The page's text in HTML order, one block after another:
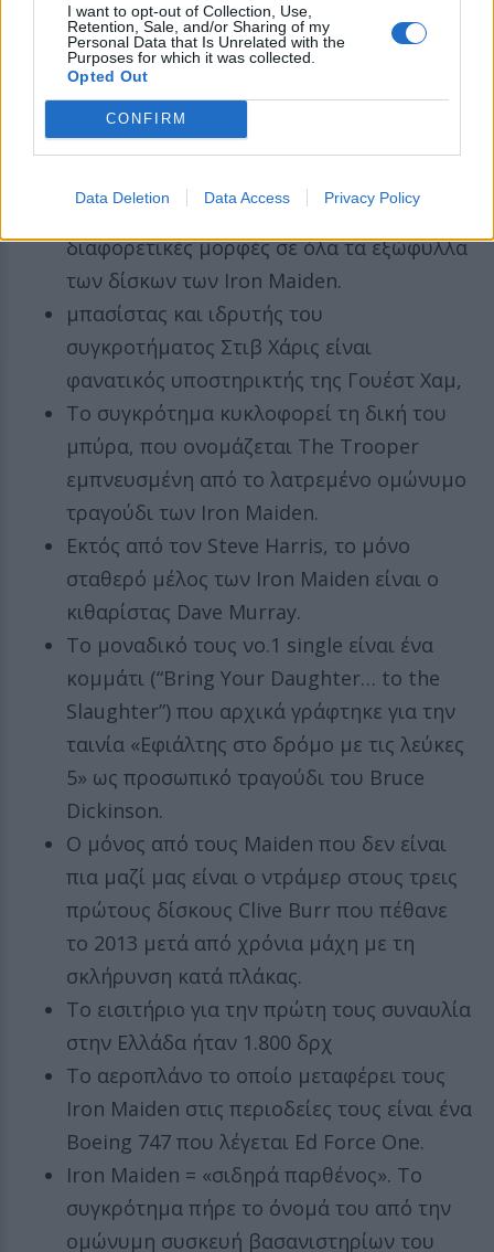
I want to opt-out of Collection, Use,
Retention, Sale, and/or Sharing of my
Personal Data that Is Unrelated with the
Purposes for which it was collected.
Opted Out
CONFIRM
Data Deletion Data Access Privacy Policy
συγγραφέας, πιλότος, ξιφομάχος.
Το εμβληματικό εξώφυλλο των Iron
Maiden Somewhere in Time έχει 39
διαφορετικές αναφορές στη μουσική τους
πορεία
Eddie κι έχει χρησιμοποιηθεί σε
διαφορετικές μορφές σε όλα τα εξώφυλλα
των δίσκων των Iron Maiden.
μπασίστας και ιδρυτής του
συγκροτήματος Στιβ Χάρις είναι
φανατικός υποστηρικτής της Γουέστ Χαμ,
Το συγκρότημα κυκλοφορεί τη δική του
μπύρα, που ονομάζεται The Trooper
εμπνευσμένη από το λατρεμένο ομώνυμο
τραγούδι των Iron Maiden.
Εκτός από τον Steve Harris, το μόνο
σταθερό μέλος των Iron Maiden είναι ο
κιθαρίστας Dave Murray.
Το μοναδικό τους νο.1 single είναι ένα
κομμάτι (“Bring Your Daughter… to the
Slaughter”) που αρχικά γράφτηκε για την
ταινία «Εφιάλτης στο δρόμο με τις λεύκες
5» ως προσωπικό τραγούδι του Bruce
Dickinson.
Ο μόνος από τους Maiden που δεν είναι
πια μαζί μας είναι ο ντράμερ στους τρεις
πρώτους δίσκους Clive Burr που πέθανε
το 2013 μετά από χρόνια μάχη με τη
σκλήρυνση κατά πλάκας.
Το εισιτήριο για την πρώτη τους συναυλία
στην Ελλάδα ήταν 1.800 δρχ
Το αεροπλάνο το οποίο μεταφέρει τους
Iron Maiden στις περιοδείες τους είναι ένα
Boeing 747 που λέγεται Ed Force One.
Iron Maiden = «σιδηρά παρθένος». Το
συγκρότημα πήρε το όνομά του από την
ομώνυμη συσκευή βασανιστηρίων του